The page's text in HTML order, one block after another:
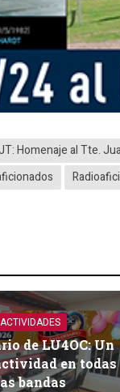
Homenaje al Tte.
ACTIVIDADES
de LU4OC: Un
en todas
bandas